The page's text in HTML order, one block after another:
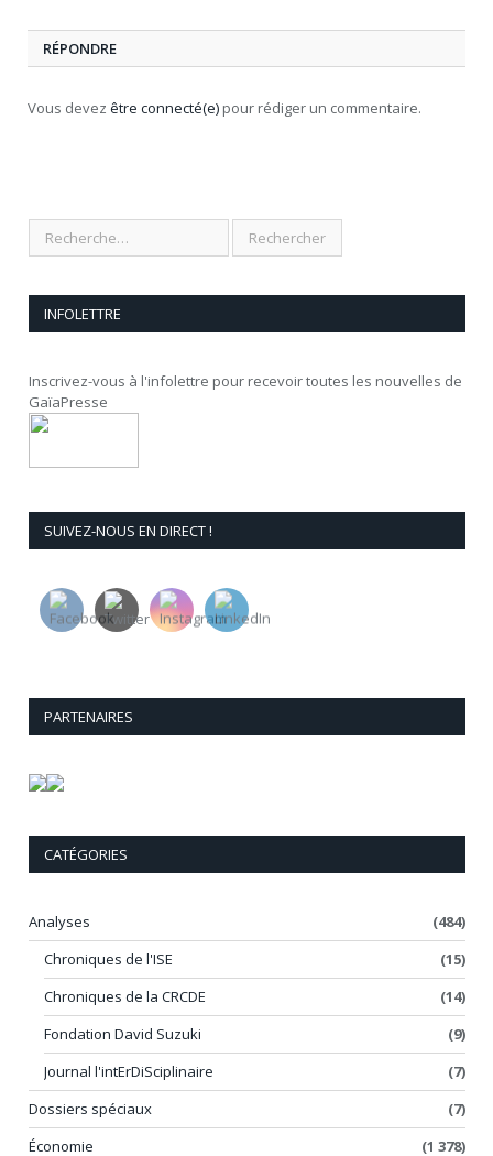
RÉPONDRE
Vous devez être connecté(e) pour rédiger un commentaire.
INFOLETTRE
Inscrivez-vous à l'infolettre pour recevoir toutes les nouvelles de
GaïaPresse
SUIVEZ-NOUS EN DIRECT !
PARTENAIRES
CATÉGORIES
Analyses
(484)
Chroniques de l'ISE
(15)
Chroniques de la CRCDE
(14)
Fondation David Suzuki
(9)
Journal l'intErDiSciplinaire
(7)
Dossiers spéciaux
(7)
Économie
(1 378)